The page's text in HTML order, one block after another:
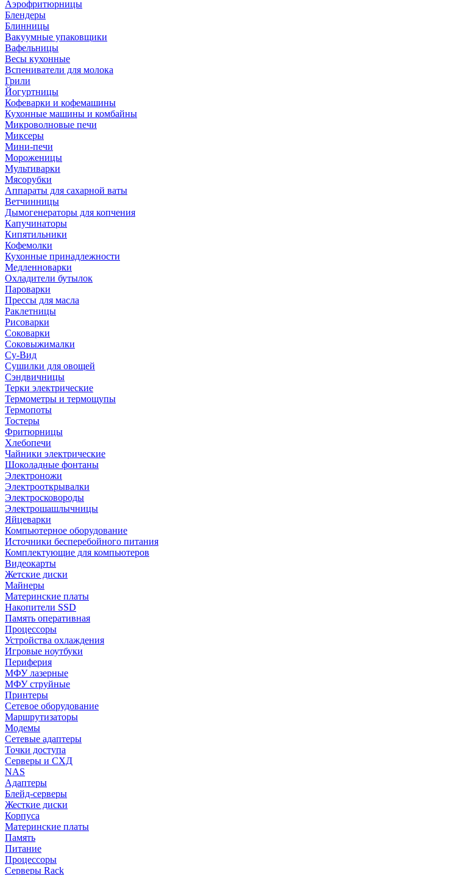
Аэрофритюрницы
Блендеры
Блинницы
Вакуумные упаковщики
Вафельницы
Весы кухонные
Вспениватели для молока
Грили
Йогуртницы
Кофеварки и кофемашины
Кухонные машины и комбайны
Микроволновые печи
Миксеры
Мини-печи
Мороженицы
Мультиварки
Мясорубки
Аппараты для сахарной ваты
Ветчинницы
Дымогенераторы для копчения
Капучинаторы
Кипятильники
Кофемолки
Кухонные принадлежности
Медленноварки
Охладители бутылок
Пароварки
Прессы для масла
Раклетницы
Рисоварки
Соковарки
Соковыжималки
Су-Вид
Сушилки для овощей
Сэндвичницы
Терки электрические
Термометры и термощупы
Термопоты
Тостеры
Фритюрницы
Хлебопечи
Чайники электрические
Шоколадные фонтаны
Электроножи
Электрооткрывалки
Электросковороды
Электрошашлычницы
Яйцеварки
Компьютерное оборудование
Источники бесперебойного питания
Комплектующие для компьютеров
Видеокарты
Жетские диски
Майнеры
Материнские платы
Накопители SSD
Память оперативная
Процессоры
Устройства охлаждения
Игровые ноутбуки
Периферия
МФУ лазерные
МФУ струйные
Принтеры
Сетевое оборудование
Маршрутизаторы
Модемы
Сетевые адаптеры
Точки доступа
Серверы и СХД
NAS
Адаптеры
Блейд-серверы
Жесткие диски
Корпуса
Материнские платы
Память
Питание
Процессоры
Серверы Rack